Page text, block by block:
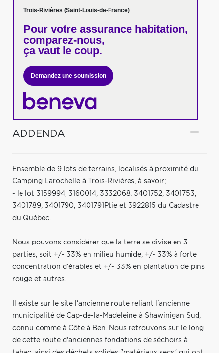
Trois-Rivières (Saint-Louis-de-France)
Pour votreassurance habitation,
comparez-nous,
ça vaut le coup.
Demandez une soumission
ADDENDA
Ensemble de 9 lots de terrains, localisés à proximité du
Camping Larochelle à Trois-Rivières, à savoir;
- le lot 3159994, 3160014, 3332068, 3401752, 3401753,
3401789, 3401790, 3401791Ptie et 3922815 du Cadastre
du Québec.
Nous pouvons considérer que la terre se divise en 3
parties, soit +/- 33% en milieu humide, +/- 33% à forte
concentration d'érables et +/- 33% en plantation de pins
rouge et autres.
Il existe sur le site l'ancienne route reliant l'ancienne
municipalité de Cap-de-la-Madeleine à Shawinigan Sud,
connu comme à Côte à Ben. Nous retrouvons sur le long
de cette route d'anciennes fondations de séchoirs à